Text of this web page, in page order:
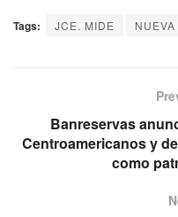
Tags: JCE. MIDE
Banreservas
Centroamericanos y
como